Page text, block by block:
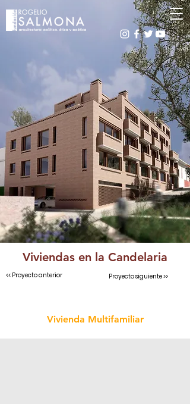
Viviendas en la Candelaria
<< Proyecto anterior Proyecto siguiente >>
Vivienda Multifamiliar